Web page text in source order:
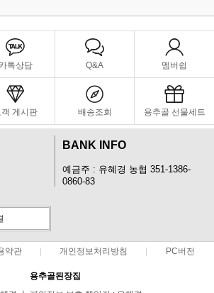
카톡상담 Q&A 멤버쉽
객 게시판 배송조회 용추골 선물세트
BANK INFO
예금주 : 유혜경 농협 351-1386-
0860-83
약관 개인정보처리방침 PC버전
용추골된장집